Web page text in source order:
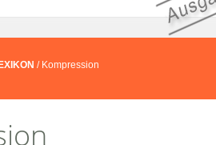
/ Kompression